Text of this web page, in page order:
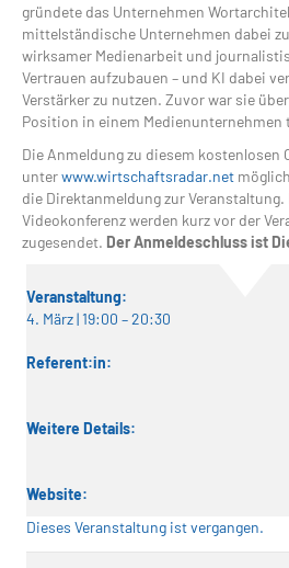
gründete das Unternehmen
mittelständische Unternehmen dabei
wirksamer Medienarbeit und
Vertrauen aufzubauen – und KI dabei
Verstärker zu nutzen. Zuvor war sie
Position in einem Medienunternehmen
Die Anmeldung zu diesem kostenlosen
unterwww.wirtschaftsradar.net
die Direktanmeldung zur
Videokonferenz werden kurz vor der
zugesendet. Der Anmeldeschluss ist
Veranstaltung:
4. März | 19:00 –20:30
Referent:in:
Weitere Details:
Website:
Dieses Veranstaltung ist vergangen.